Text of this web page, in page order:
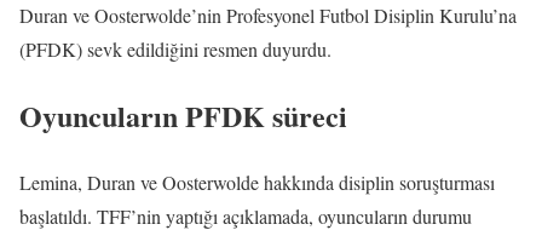
Duran ve Oosterwolde’nin Profesyonel Futbol Disiplin Kurulu’na
(PFDK) sevk edildiğini resmen duyurdu.
Oyuncuların PFDK süreci
Lemina, Duran ve Oosterwolde hakkında disiplin soruşturması
başlatıldı. TFF’nin yaptığı açıklamada, oyuncuların durumu